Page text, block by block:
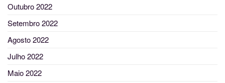
Outubro 2022
Setembro 2022
Agosto 2022
Julho 2022
Maio 2022